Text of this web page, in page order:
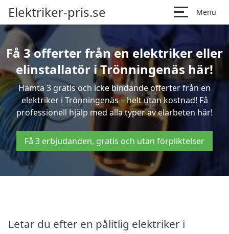
Elektriker-pris.se Menu
Få 3 offerter från en elektriker eller
elinstallatör i Trönningenäs här!
Hämta 3 gratis och icke bindande offerter från en
elektriker i Trönningenäs – helt utan kostnad! Få
professionell hjälp med alla typer av elarbeten här!
Få 3 erbjudanden, gratis och utan förpliktelser
Letar du efter en pålitlig elektriker i